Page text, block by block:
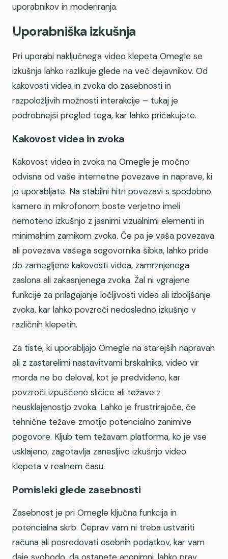
uporabnikov in moderiranja.
Uporabniška izkušnja
Pri uporabi naključnega video klepeta Omegle se
izkušnja lahko razlikuje glede na več dejavnikov. Od
kakovosti videa in zvoka do zasebnosti in
razpoložljivih možnosti interakcije – tukaj je
podrobnejši pregled tega, kar lahko pričakujete.
Kakovost videa in zvoka
Kakovost videa in zvoka na Omegle je močno
odvisna od vaše internetne povezave in naprave, ki
jo uporabljate. Na stabilni hitri povezavi s spodobno
kamero in mikrofonom boste verjetno imeli
nemoteno izkušnjo z jasnimi vizualnimi elementi in
minimalnim zamikom zvoka. Če pa je vaša povezava
ali povezava vašega sogovornika šibka, lahko pride
do zamegljene kakovosti videa, zamrznjenega
zaslona ali zakasnjenega zvoka. Žal ni vgrajene
funkcije za prilagajanje ločljivosti videa ali izboljšanje
zvoka, kar lahko povzroči nedosledno izkušnjo v
različnih klepetih.
Za tiste, ki uporabljajo Omegle na starejših napravah
ali z zastarelimi nastavitvami brskalnika, video vir
morda ne bo deloval, kot je predvideno, kar
povzroči izpuščene sličice ali težave z
neusklajenostjo zvoka. Lahko je frustrirajoče, če
tehnične težave zmotijo potencialno zanimive
pogovore. Kljub tem težavam platforma, ko je vse
usklajeno, zagotavlja zanesljivo izkušnjo video
klepeta v realnem času.
Pomisleki glede zasebnosti
Zasebnost je pri Omegle ključna funkcija in
potencialna skrb. Čeprav vam ni treba ustvariti
računa ali posredovati osebnih podatkov, kar vam
daje svobodo, da ostanete anonimni, lahko prav